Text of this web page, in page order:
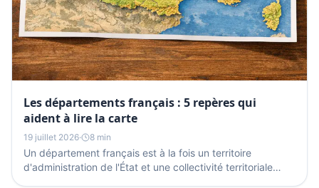
Les départements français : 5 repères qui
aident à lire la carte
19 juillet 2026· 8 min
Un département français est à la fois un territoire
d'administration de l'État et une collectivité territoriale